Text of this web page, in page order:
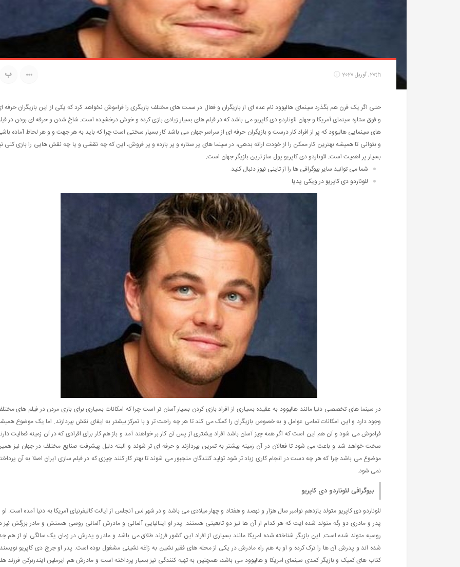
20th, آوریل 2020 ب
حتی اگر یک قرن هم بگذرد سینمای هالیوود نام عده ای از بازیگران و فعال در سمت های مختلف بازیگری را فراموش نخواهد کرد که یکی از این بازیگران حرفه
و فوق ستاره سینمای آمریکا و جهان لئوناردو دی کاپریو می باشد که در فیلم های بسیار زیادی بازی کرده و خوش درخشیده است. شاخ شدن و حرفه ای بودن در
های سینمایی هالیوود که پر از افراد کار درست و بازیگران حرفه ای از سراسر جهان می باشد کار بسیار سختی است چرا که باید به هر جهت و و هر لحاظ آماده
و بتوانی تا همیشه بهترین کار ممکن را از خودت ارائه بدهی، در سینما های پر ستاره و پر بازده و پر فروش، این که چه نقشی و یا چه نقش هایی را بازی کنی
بسیار پر اهمیت است. لئوناردو دی کاپریو پول ساز ترین بازیگر جهان است.
شما می توانید سایر بیوگرافی ها را ازتاینی نیوزدنبال کنید.
لئوناردو دی کاپریو در ویکی پدیا
در سینما های تخصصی دنیا مانند هالیوود به عقیده بسیاری از افراد بازی کردن بسیار آسان تر است چرا که امکانات بسیاری برای بازی مردن در فیلم های
وجود دارد و این امکانات تمامی عوامل و به خصوص بازیگران را کمک می کند تا هر چه راحت تر و با تمرکز بیشتر به ایفای نقش بپردازند. اما یک موضوع
فراموش می شود و آن هم این است که اگر همه چیز آسان باشد افراد بیشتری از پس آن کار بر خواهند آمد و باز هم کار برای افرادی که در آن زمینه فعالیت
سخت خواهد شد و باعث می شود تا فعالان در آن زمینه بیشتر به تمرین بپردازند و حرفه ای تر شوند و البته دلیل پیشرفت صنایع مختلف در جهان نیز
موضوع می باشد چرا که هر چه دست در انجام کاری زیاد تر شود تولید کنندگان منجبور می شوند تا بهتر کار کنند چیزی که در فیلم سازی ایران اصلا به آن
نمی شود.
بیوگرافی لئوناردو دی کاپریو
لئوناردو دی کاپریو متولد یازدهم نوامبر سال هزار و نهصد و هفتاد و چهار میلادی می باشد و در شهر لس آنجلس از ایالت کالیفرنیای آمریکا به دنیا آمده است. او
پدر و مادری دو رگه متولد شده ایت که هر کدام از آن ها نیز دو تابعیتی هستند. پدر او ایتالیایی آلمانی و مادرش آلمانی روسی هستش و مادر بزرگش نیز
روسیه متولد شده است. این بازیگر شناخته شده امریکا مانند بسیاری از افراد این کشور فرزند طلاق می باشد و مادر و پدرش در زمان یک سالگی او از هم
شده اند و پدرش آن ها را ترک کرده و او به هم راه مادرش در یکی از محله های فقیر نشین به زاغه نشینی مشغول بوده است. پدر او جرج دی کاپریو
کتاب های کمیک و بازیگر کمدی سینمای امریکا و هالیوود می باشد، همچنین به تهیه کنندگی نیز بسیار پرداخته است و مادرش هم ایرملین ایندربرکن فرزند